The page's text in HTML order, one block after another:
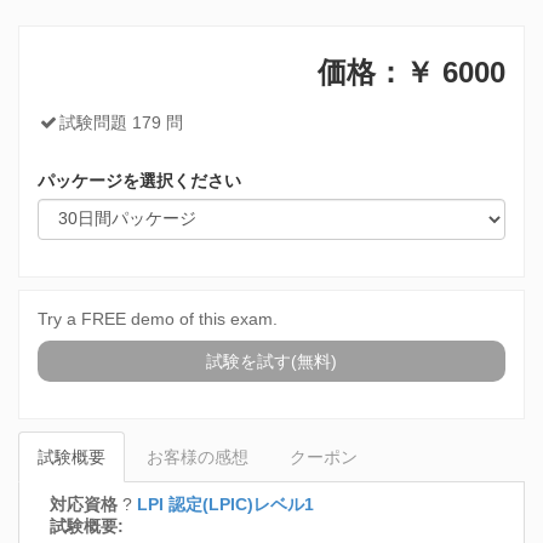
価格：￥ 6000
試験問題 179 問
パッケージを選択ください
Try a FREE demo of this exam.
試験を試す(無料)
試験概要 お客様の感想 クーポン
対応資格 ? LPI 認定(LPIC)レベル1
試験概要: